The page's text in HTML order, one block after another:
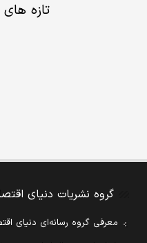
تازه
گروه نشریات دنیای
معرفی گروه رسانه‌ای دنیای